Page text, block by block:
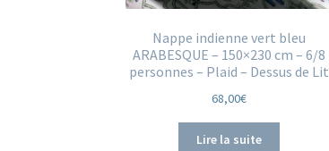
Nappe indienne vert bleu
ARABESQUE – 150×230 cm – 6/8
personnes – Plaid – Dessus de Lit
68,00€
Lire la suite